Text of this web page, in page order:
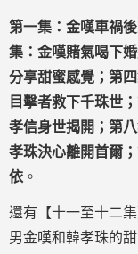
第一集：金嘆車禍
集：金嘆賭氣喝下
分享甜蜜感覺；第
目擊者救下千珠世
孝信身世揭開；第
孝珠決心離開首爾
依 。
還有【十一至十二
男金嘆和韓孝珠的